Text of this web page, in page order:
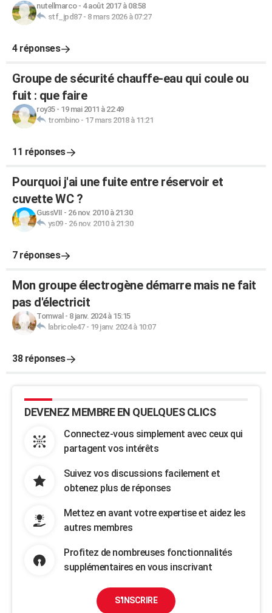
nutellmarco- 4 août 2017 à 08:58
stf_jpd87- 8 mars 2026 à 07:27
4 réponses
Groupe de sécurité chauffe-eau qui coule ou
fuit : que faire
roy35- 19 mai 2011 à 22:49
trombino- 17 mars 2018 à 11:21
11 réponses
Pourquoi j'ai une fuite entre réservoir et
cuvette WC ?
GussVII - 26 nov. 2010 à 21:30
ys09- 26 nov. 2010 à 21:30
7 réponses
Mon groupe électrogène démarre mais ne fait
pas d'électricit
Tomwal - 8 janv. 2024 à 15:15
labricole47- 19 janv. 2024 à 10:07
38 réponses
DEVENEZ MEMBRE EN QUELQUES CLICS
Connectez-vous simplement avec ceux qui
partagent vos intérêts
Suivez vos discussions facilement et
obtenez plus de réponses
Mettez en avant votre expertise et aidez les
autres membres
Profitez de nombreuses fonctionnalités
supplémentaires en vous inscrivant
S'INSCRIRE